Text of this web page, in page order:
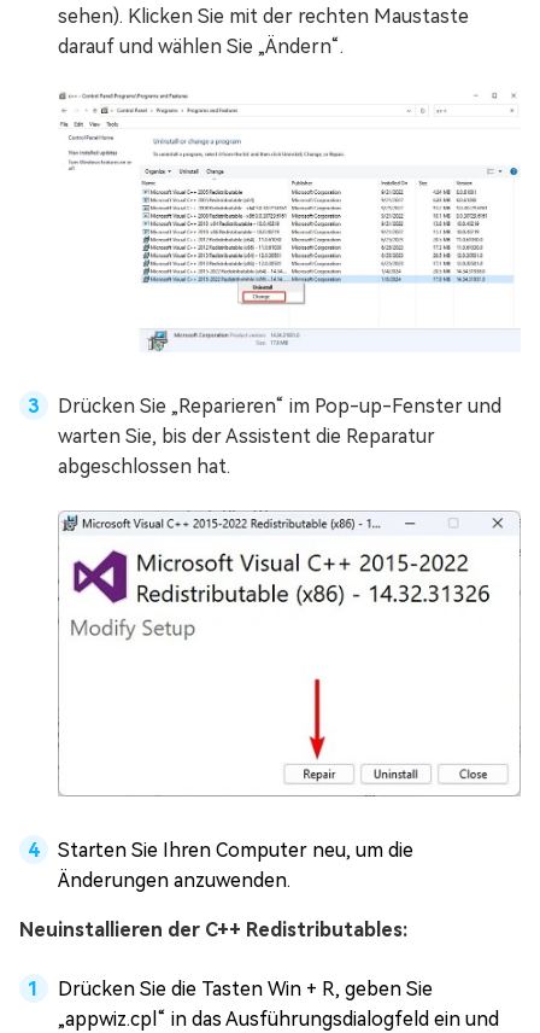
sehen). Klicken Sie mit der rechten Maustaste
darauf und wählen Sie „Ändern“.
Drücken Sie „Reparieren“ im Pop-up-Fenster und
warten Sie, bis der Assistent die Reparatur
abgeschlossen hat.
Starten Sie Ihren Computer neu, um die
Änderungen anzuwenden.
Neuinstallieren der C++ Redistributables:
Drücken Sie die Tasten Win + R, geben Sie
„appwiz.cpl“ in das Ausführungsdialogfeld ein und